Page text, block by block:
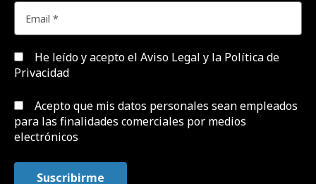
He leído y acepto el Aviso Legal y la Política de
Privacidad
Acepto que mis datos personales sean empleados
para las finalidades comerciales por medios
electrónicos